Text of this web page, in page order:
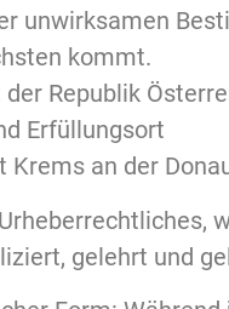
unwirksamen
kommt.
Republik
Erfüllungsort
Krems an der
gelehrt und